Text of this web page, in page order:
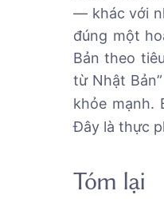
— khác với
đúng một
Bản theo
từ Nhật
khỏe
Đây là thực
Tóm lại